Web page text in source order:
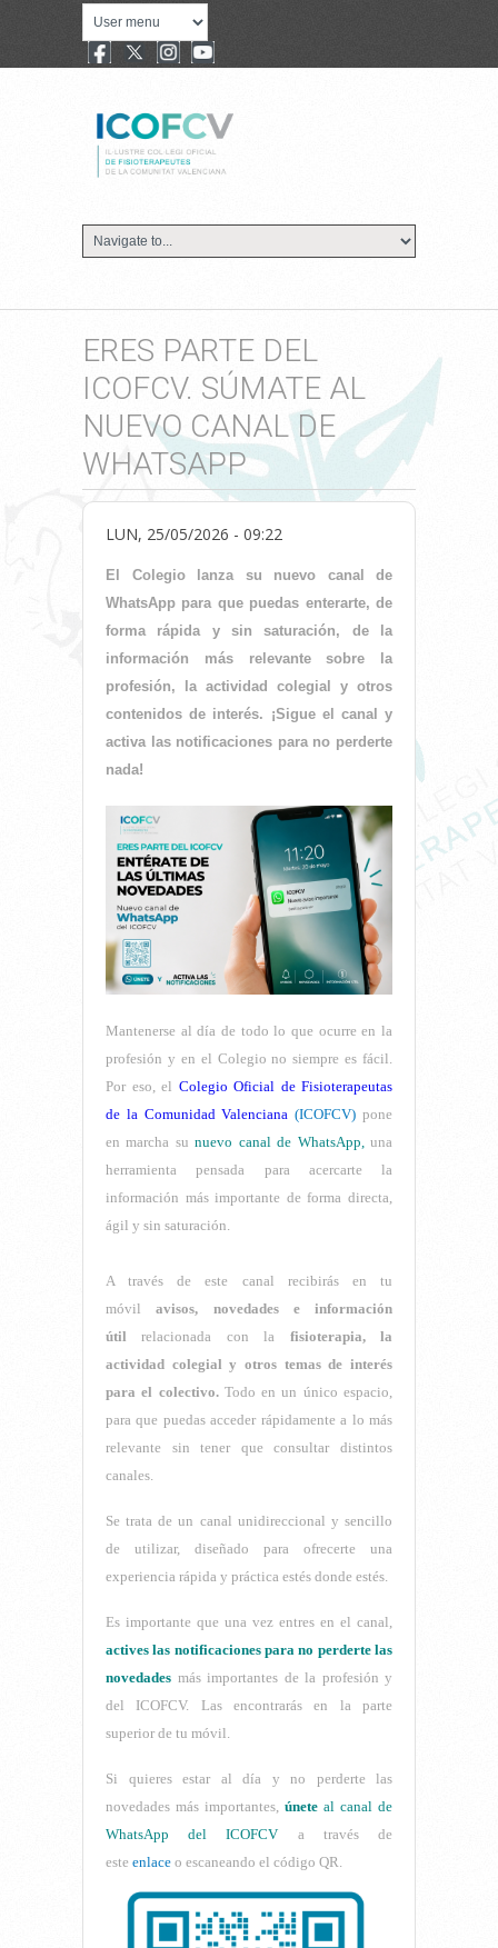
ERES PARTE DEL
ICOFCV. SÚMATE AL
NUEVO CANAL DE
WHATSAPP
LUN, 25/05/2026 - 09:22
El Colegio lanza su nuevo canal de
WhatsApp para que puedas enterarte, de
forma rápida y sin saturación, de la
información más relevante sobre la
profesión, la actividad colegial y otros
contenidos de interés. ¡Sigue el canal y
activa las notificaciones para no perderte
nada!
Mantenerse al día de todo lo que ocurre en la
profesión y en el Colegio no siempre es fácil.
Por eso, el Colegio Oficial de Fisioterapeutas
de la Comunidad Valenciana (ICOFCV) pone
en marcha su nuevo canal de WhatsApp, una
herramienta pensada para acercarte la
información más importante de forma directa,
ágil y sin saturación.
A través de este canal recibirás en tu
móvilavisos, novedades e información
útil relacionada con la fisioterapia, la
actividad colegial y otros temas de interés
para el colectivo.Todo en un único espacio,
para que puedas acceder rápidamente a lo más
relevante sin tener que consultar distintos
canales.
Se trata de un canal unidireccional y sencillo
de utilizar, diseñado para ofrecerte una
experiencia rápida y práctica estés donde estés.
Es importante que una vez entres en el canal,
actives las notificaciones para no perderte las
novedades más importantes de la profesión y
del ICOFCV. Las encontrarás en la parte
superior de tu móvil.
Si quieres estar al día y no perderte las
novedades más importantes, únete al canal de
WhatsApp del ICOFCV a través de
este enlace o escaneando el código QR.